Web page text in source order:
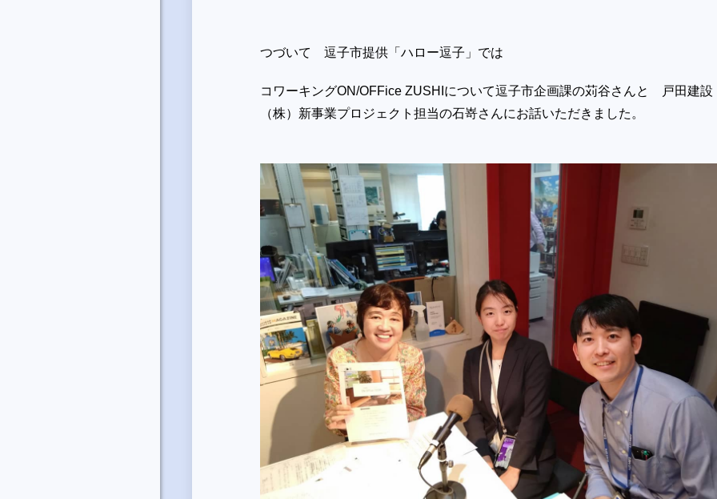
つづいて 逗子市提供「ハロー逗子」では
コワーキングON/OFFice ZUSHIについて逗子市企画課の苅谷さんと 戸田建設
（株）新事業プロジェクト担当の石嵜さんにお話いただきました。